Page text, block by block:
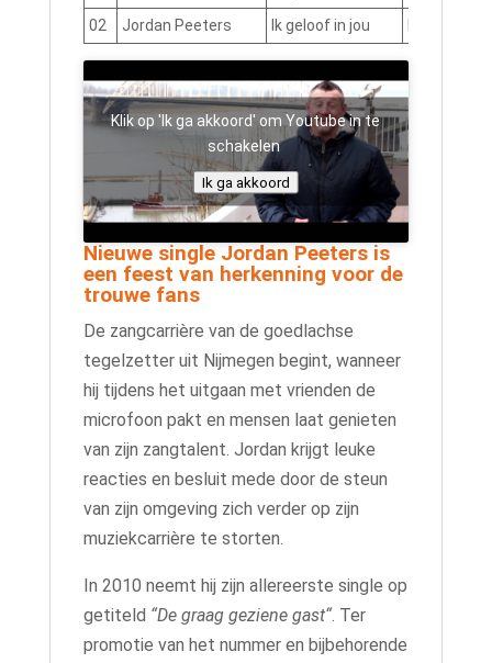
02
Jordan Peeters Ik geloof in jou
Klik op 'Ik ga akkoord' om Youtube in te
schakelen
Ik ga akkoord
Nieuwe single Jordan Peeters is
een feest van herkenning voor de
trouwe fans
De zangcarrière van de goedlachse
tegelzetter uit Nijmegen begint, wanneer
hij tijdens het uitgaan met vrienden de
microfoon pakt en mensen laat genieten
van zijn zangtalent. Jordan krijgt leuke
reacties en besluit mede door de steun
van zijn omgeving zich verder op zijn
muziekcarrière te storten.
In 2010 neemt hij zijn allereerste single op
getiteld “De graag geziene gast“. Ter
promotie van het nummer en bijbehorende